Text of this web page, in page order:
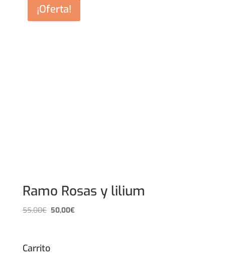
¡Oferta!
Ramo Rosas y lilium
55,00€El
era:
50,00€El
Carrito